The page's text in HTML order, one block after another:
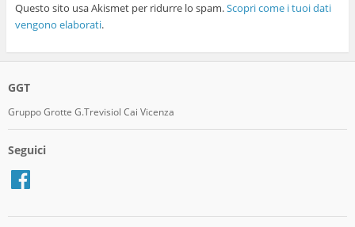
Questo sito usa Akismet per ridurre lo spam.Scopri come i tuoi dati
vengono elaborati.
GGT
Gruppo Grotte G.Trevisiol Cai Vicenza
Seguici
Facebook